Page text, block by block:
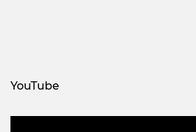
YouTube